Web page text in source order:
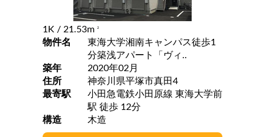
1K / 21.53m 2
物件名
東海大学湘南キャンパス徒歩1
分築浅アパート「ヴィ..
築年
2020年02月
住所
神奈川県平塚市真田4
最寄駅
小田急電鉄小田原線 東海大学前
駅 徒歩 12分
構造
木造